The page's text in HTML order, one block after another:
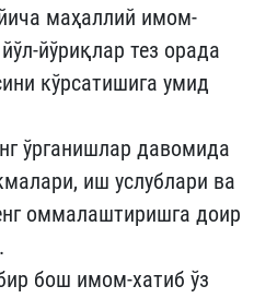
маҳаллий имом-
йўриқлар тез орада
кўрсатишига умид
ўрганишлар давомида
иш услублари ва
оммалаштиришга доир
бош имом-хатиб ўз